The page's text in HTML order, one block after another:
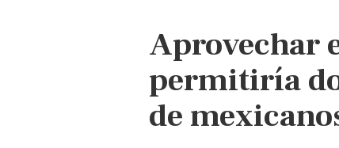
Aprovechar
permitiría
de